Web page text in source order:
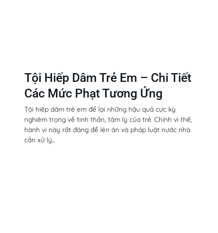
Tội Hiếp Dâm Trẻ Em – Chi Tiết
Các Mức Phạt Tương Ứng
Tội hiếp dâm trẻ em để lại những hậu quả cực kỳ
nghiêm trọng về tinh thần, tâm lý của trẻ. Chính vì thế,
hành vi này rất đáng để lên án và pháp luật nước nhà
cần xử lý...